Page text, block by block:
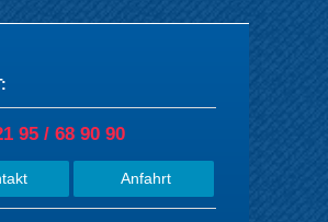
:
95 / 68 90 90
Anfahrt